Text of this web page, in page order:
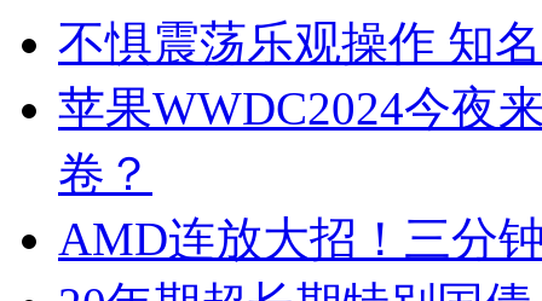
不惧震荡乐观操作 知
苹果WWDC2024今夜
卷？
AMD连放大招！三分